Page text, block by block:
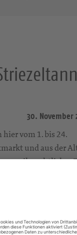
30. November
vom 1. bis 24.
und aus der
und Vertreter
in der
Dirk Hilbert
wir ein
erlebt. Zugleich